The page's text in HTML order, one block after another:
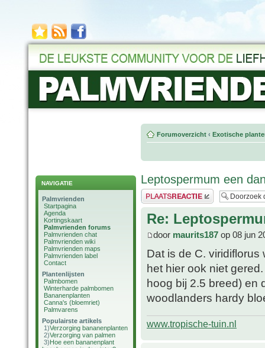
NAVIGATIE
Palmvrienden
Startpagina
Agenda
Kortingskaart
Palmvrienden forums
Palmvrienden chat
Palmvrienden wiki
Palmvrienden maps
Palmvrienden label
Contact
Plantenlijsten
Palmbomen
Winterharde palmbomen
Bananenplanten
Canna's (bloemriet)
Palmvarens
Populairste artikels
1)Verzorging bananenplanten
2)Verzorging van palmen
3)Hoe een bananenplant
Forumoverzicht ‹ Exotische
Leptospermum een
Plaats een reactie
Re:
door maurits187 op 08 jun
Dat is de C.
het hier ook niet
hoog bij 2.5 breed) en
woodlanders hardy
www.tropische-tuin.nl